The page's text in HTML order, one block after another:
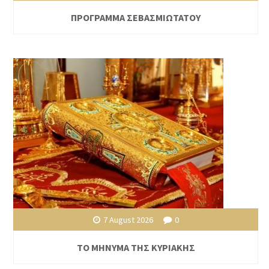
ΠΡΟΓΡΑΜΜΑ ΣΕΒΑΣΜΙΩΤΑΤΟΥ
7 August 2026 0
ΤΟ ΜΗΝΥΜΑ ΤΗΣ ΚΥΡΙΑΚΗΣ